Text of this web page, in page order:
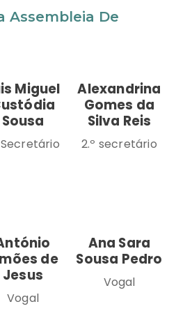
Assembleia De
Miguel
Sousa
Secretário
Alexandrina
Gomes da
Silva Reis
2.º secretário
de
Jesus
Vogal
Ana Sara
Sousa Pedro
Vogal